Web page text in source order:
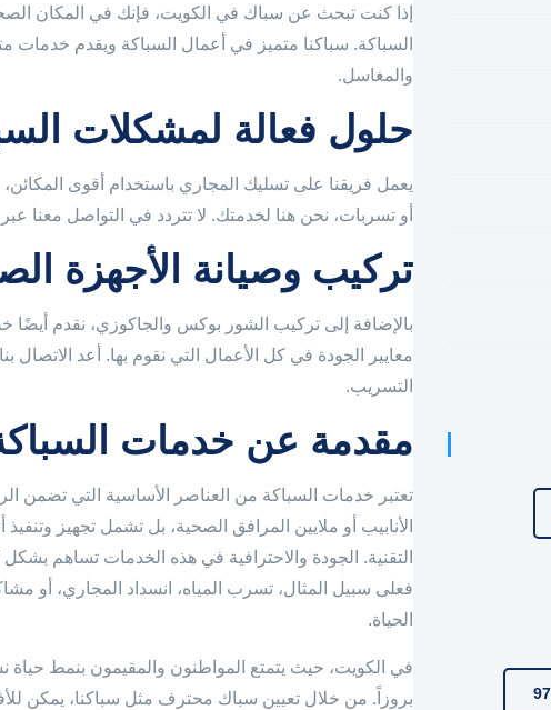
السباكة. سباكنا متميز في أعمال السباكة ويقدم خدمات
والمغاسل.
حلول فعالة لمشكلات
يعمل فريقنا على تسليك المجاري باستخدام أقوى
أو تسربات، نحن هنا لخدمتك. لا تتردد في التواصل معنا عبر الرقم 55599138 للحصول على خدماتنا
تركيب وصيانة الأجهزة
بالإضافة إلى تركيب الشور بوكس والجاكوزي، نقدم
التسريب.
مقدمة عن خدمات
تعتبر خدمات السباكة من العناصر الأساسية التي تضمن
الأنابيب أو ملايين المرافق الصحية، بل تشمل تجهيز
التقنية. الجودة والاحترافية في هذه الخدمات تساهم
فعلى سبيل المثال، تسرب المياه، انسداد المجاري، أو
الحياة.
في الكويت، حيث يتمتع المواطنون والمقيمون بنمط
بروزاً. من خلال تعيين سباك محترف مثل سباكنا، يمكن